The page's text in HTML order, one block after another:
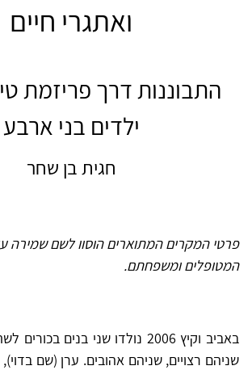
ואתגרי חיים
התבוננות דרך פריזמת
ילדים בני ארבע
חגית בן שחר
פרטי המקרים המתוארים הוסוו לשם שמירה
המטופלים ומשפחתם.
באביב וקיץ 2006 נולדו שני בנים
שניהם רצויים, שניהם אהובים. ערן (שם